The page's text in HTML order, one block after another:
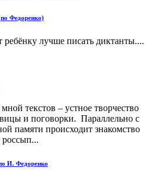
Федоренко)
лучше писать диктанты....
текстов – устное творчество
и поговорки. Параллельно с
памяти происходит знакомство
И. Федоренко